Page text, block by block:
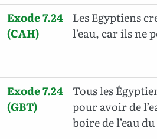
Exode 7.24
(CAH)
Les Egyptiens
l’eau, car ils ne
Exode 7.24
(GBT)
Tous les
pour avoir de
boire de l’eau